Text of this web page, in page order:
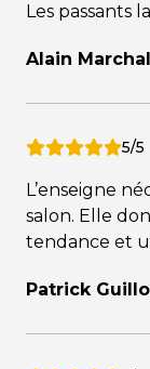
Les passants
Alain Marchal
5/5
L’enseigne
salon. Elle
tendance et
Patrick